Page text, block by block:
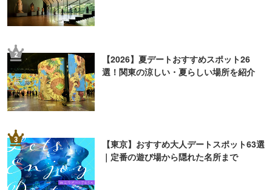
2
【2026】夏デートおすすめスポット26
選！関東の涼しい・夏らしい場所を紹介
3
【東京】おすすめ大人デートスポット63選
｜定番の遊び場から隠れた名所まで